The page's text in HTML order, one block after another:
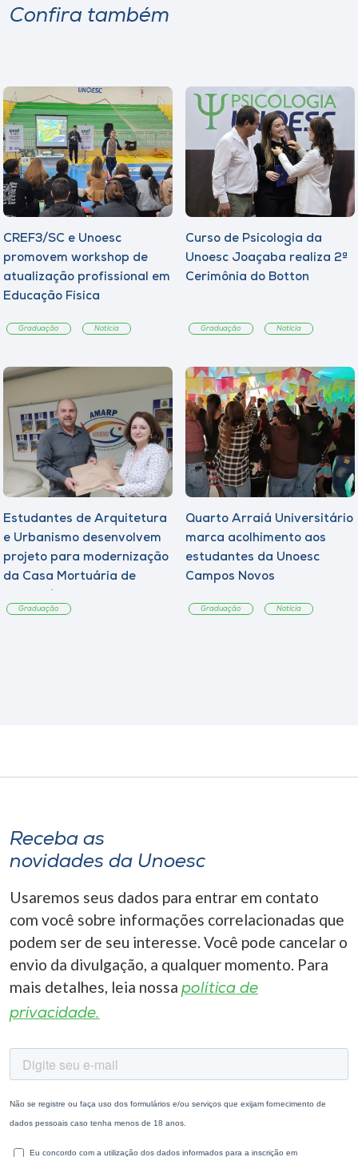
Confira também
CREF3/SC e Unoesc
promovem workshop de
atualização profissional em
Educação Física
Graduação Notícia
Curso de Psicologia da
Unoesc Joaçaba realiza 2ª
Cerimônia do Botton
Graduação Notícia
Estudantes de Arquitetura
e Urbanismo desenvolvem
projeto para modernização
da Casa Mortuária de
Graduação
Quarto Arraiá Universitário
marca acolhimento aos
estudantes da Unoesc
Campos Novos
Graduação Notícia
Receba as
novidades da Unoesc
Usaremos seus dados para entrar em contato
com você sobre informações correlacionadas que
podem ser de seu interesse. Você pode cancelar o
envio da divulgação, a qualquer momento. Para
mais detalhes, leia nossa política de
privacidade.